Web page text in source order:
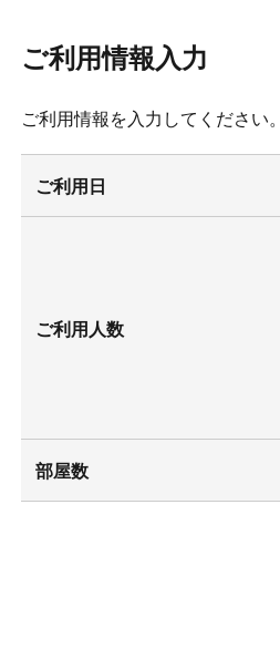
ご利用情報入力
ご利用情報を入力してください。
ご利用日
ご利用人数
部屋数